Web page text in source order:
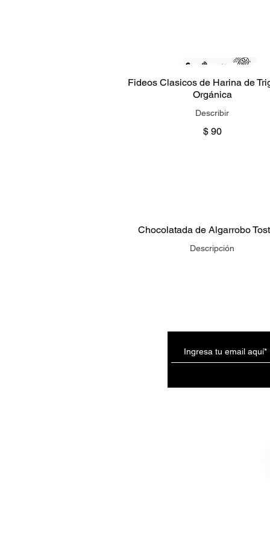
Fideos Clasicos de Harina de
Orgánica
Describir
$ 90
Chocolatada de Algarrobo
Descripción